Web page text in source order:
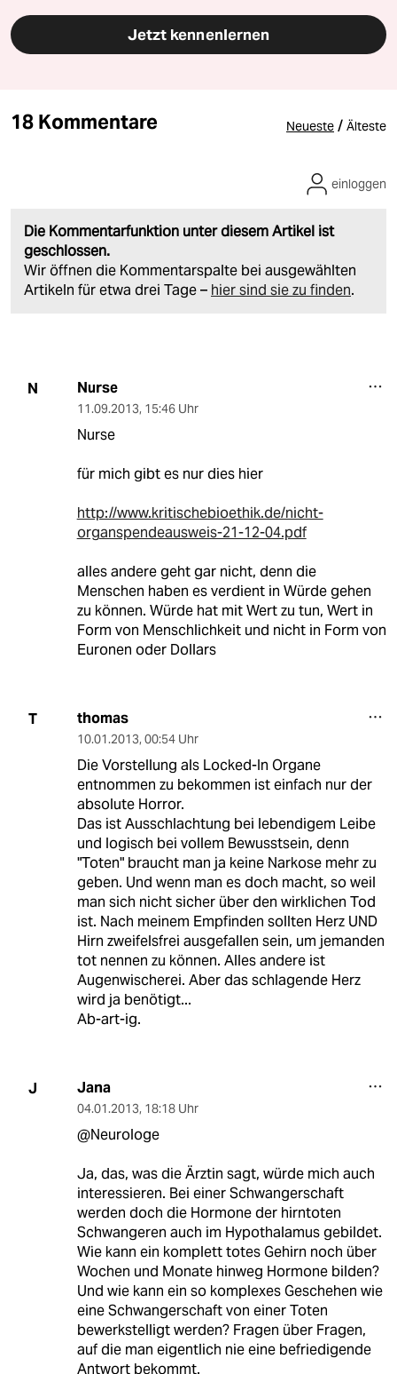
Jetzt kennenlernen
18 Kommentare Neueste / Älteste
Die Kommentarfunktion unter diesem Artikel ist
geschlossen.
Wir öffnen die Kommentarspalte bei ausgewählten
Artikeln für etwa drei Tage – hier sind sie zu finden.
einloggen
N Nurse
11.09.2013, 15:46 Uhr
Nurse
für mich gibt es nur dies hier
http://www.kritischebioethik.de/nicht-
organspendeausweis-21-12-04.pdf
alles andere geht gar nicht, denn die
Menschen haben es verdient in Würde gehen
zu können. Würde hat mit Wert zu tun, Wert in
Form von Menschlichkeit und nicht in Form von
Euronen oder Dollars
T thomas
10.01.2013, 00:54 Uhr
Die Vorstellung als Locked-In Organe
entnommen zu bekommen ist einfach nur der
absolute Horror.
Das ist Ausschlachtung bei lebendigem Leibe
und logisch bei vollem Bewusstsein, denn
"Toten" braucht man ja keine Narkose mehr zu
geben. Und wenn man es doch macht, so weil
man sich nicht sicher über den wirklichen Tod
ist. Nach meinem Empfinden sollten Herz UND
Hirn zweifelsfrei ausgefallen sein, um jemanden
tot nennen zu können. Alles andere ist
Augenwischerei. Aber das schlagende Herz
wird ja benötigt...
Ab-art-ig.
J Jana
04.01.2013, 18:18 Uhr
@Neurologe
Ja, das, was die Ärztin sagt, würde mich auch
interessieren. Bei einer Schwangerschaft
werden doch die Hormone der hirntoten
Schwangeren auch im Hypothalamus gebildet.
Wie kann ein komplett totes Gehirn noch über
Wochen und Monate hinweg Hormone bilden?
Und wie kann ein so komplexes Geschehen wie
eine Schwangerschaft von einer Toten
bewerkstelligt werden? Fragen über Fragen,
auf die man eigentlich nie eine befriedigende
Antwort bekommt.